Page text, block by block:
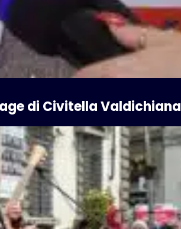
di Civitella Valdichiana